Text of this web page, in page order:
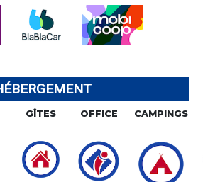
GÎTES OFFICE CAMPINGS